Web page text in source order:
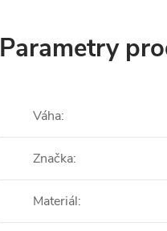
Parametry
Váha:
Značka:
Materiál: